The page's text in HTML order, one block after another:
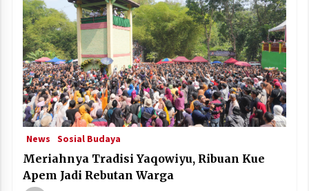
News Sosial Budaya
Meriahnya Tradisi Yaqowiyu, Ribuan Kue
Apem Jadi Rebutan Warga